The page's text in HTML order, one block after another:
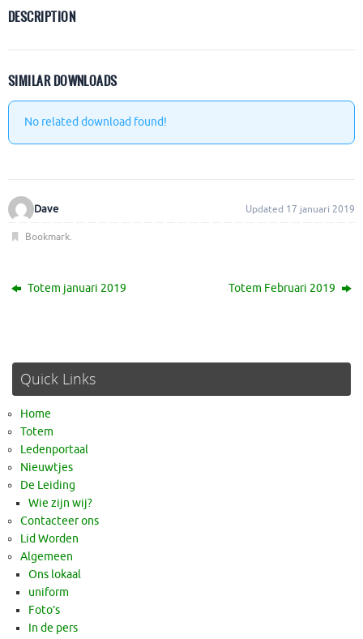
DESCRIPTION
SIMILAR DOWNLOADS
No related download found!
Dave Updated 17 januari 2019
Bookmark.
Totem januari 2019 Totem Februari 2019
Quick Links
Home
Totem
Ledenportaal
Nieuwtjes
De Leiding
Wie zijn wij?
Contacteer ons
Lid Worden
Algemeen
Ons lokaal
uniform
Foto’s
In de pers